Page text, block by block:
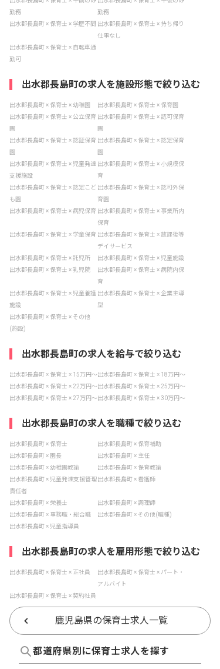
勤務
勤務
出水郡長島町 × 保育士 × 学歴不問 出水郡長島町 × 保育士 × 持ち帰り
仕事なし
出水郡長島町 × 保育士 × 自転車通
勤可
出水郡長島町の求人を施設形態で絞り込む
出水郡長島町 × 保育士 × 幼稚園
出水郡長島町 × 保育士 × 保育園
出水郡長島町 × 保育士 × 公立保育
園
出水郡長島町 × 保育士 × 認可保育
園
出水郡長島町 × 保育士 × 認証保育
園
出水郡長島町 × 保育士 × 認定保育
園
出水郡長島町 × 保育士 × 児童発達
支援施設
出水郡長島町 × 保育士 × 小規模保
育
出水郡長島町 × 保育士 × 認定こど
も園
出水郡長島町 × 保育士 × 認可外保
育園
出水郡長島町 × 保育士 × 病児保育 出水郡長島町 × 保育士 × 事業所内
保育
出水郡長島町 × 保育士 × 学童保育 出水郡長島町 × 保育士 × 放課後等
デイサービス
出水郡長島町 × 保育士 × 託児所
出水郡長島町 × 保育士 × 児童施設
出水郡長島町 × 保育士 × 乳児院
出水郡長島町 × 保育士 × 病院内保
育
出水郡長島町 × 保育士 × 児童養護
施設
出水郡長島町 × 保育士 × 企業主導
型
出水郡長島町 × 保育士 × その他
(施設)
出水郡長島町の求人を給与で絞り込む
出水郡長島町 × 保育士 × 15万円〜出水郡長島町 × 保育士 × 18万円〜
出水郡長島町 × 保育士 × 22万円〜出水郡長島町 × 保育士 × 25万円〜
出水郡長島町 × 保育士 × 27万円〜出水郡長島町 × 保育士 × 30万円〜
出水郡長島町の求人を職種で絞り込む
出水郡長島町 × 保育士
出水郡長島町 × 保育補助
出水郡長島町 × 園長
出水郡長島町 × 主任
出水郡長島町 × 幼稚園教諭
出水郡長島町 × 保育教諭
出水郡長島町 × 児童発達支援管理
責任者
出水郡長島町 × 看護師
出水郡長島町 × 栄養士
出水郡長島町 × 調理師
出水郡長島町 × 事務職・総合職
出水郡長島町 × その他(職種)
出水郡長島町 × 児童指導員
出水郡長島町の求人を雇用形態で絞り込む
出水郡長島町 × 保育士 × 正社員
出水郡長島町 × 保育士 × パート・
アルバイト
出水郡長島町 × 保育士 × 契約社員
鹿児島県の保育士求人一覧
都道府県別に保育士求人を探す